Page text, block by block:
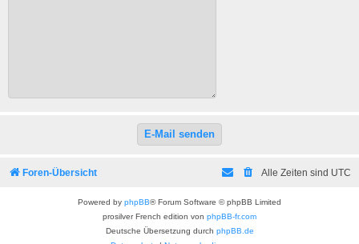
Foren-Übersicht Alle Zeiten sind UTC
Powered by phpBB® Forum Software © phpBB Limited
prosilver French edition von phpBB-fr.com
Deutsche Übersetzung durch phpBB.de